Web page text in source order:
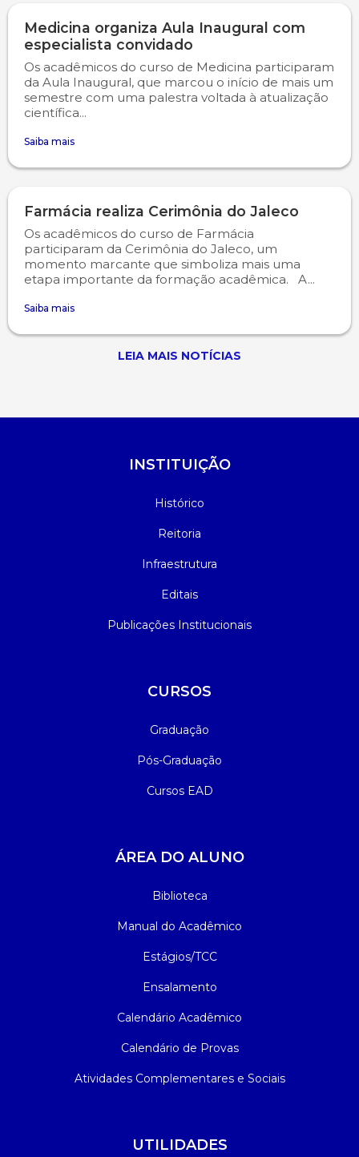
Medicina organiza Aula Inaugural com
especialista convidado
Os acadêmicos do curso de Medicina participaram
da Aula Inaugural, que marcou o início de mais um
semestre com uma palestra voltada à atualização
científica...
Saiba mais
Farmácia realiza Cerimônia do Jaleco
Os acadêmicos do curso de Farmácia
participaram da Cerimônia do Jaleco, um
momento marcante que simboliza mais uma
etapa importante da formação acadêmica. A...
Saiba mais
LEIA MAIS NOTÍCIAS
INSTITUIÇÃO
Histórico
Reitoria
Infraestrutura
Editais
Publicações Institucionais
CURSOS
Graduação
Pós-Graduação
Cursos EAD
ÁREA DO ALUNO
Biblioteca
Manual do Acadêmico
Estágios/TCC
Ensalamento
Calendário Acadêmico
Calendário de Provas
Atividades Complementares e Sociais
UTILIDADES